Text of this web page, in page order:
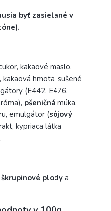
byť zasielané v
kakaové maslo,
, kakaová hmota, sušené
(E442, E476,
pšeničná múka,
emulgátor (sójový
kypriaca látka
škrupinové plody a